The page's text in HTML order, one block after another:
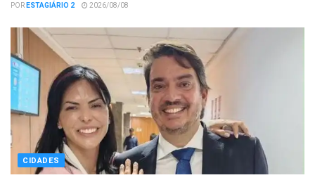
PORESTAGIÁRIO 2 2026/08/08
CIDADES